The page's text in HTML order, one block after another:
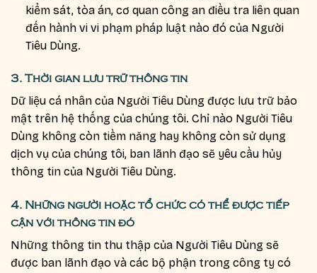
kiểm sát, tòa án, cơ quan công an điều tra liên quan
đến hành vi vi phạm pháp luật nào đó của Người
Tiêu Dùng.
3. Thời gian lưu trữ thông tin
Dữ liệu cá nhân của Người Tiêu Dùng được lưu trữ bảo
mật trên hệ thống của chúng tôi. Chỉ nào Người Tiêu
Dùng không còn tiềm năng hay không còn sử dụng
dịch vụ của chúng tôi, ban lãnh đạo sẽ yêu cầu hủy
thông tin của Người Tiêu Dùng.
4. Những người hoặc tổ chức có thể được tiếp
cận với thông tin đó
Những thông tin thu thập của Người Tiêu Dùng sẽ
được ban lãnh đạo và các bộ phận trong công ty có